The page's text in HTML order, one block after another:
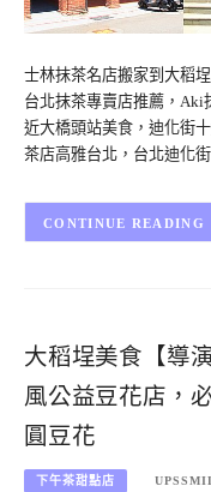
士林抹茶名店搬家到大稻
台北抹茶專賣店推薦，Aki
近大橋頭站美食，迪化街
茶店高雅台北，台北迪化
CONTINUE READING
大稻埕美食【導
風公益豆花店，
圓豆花
下午茶甜點店